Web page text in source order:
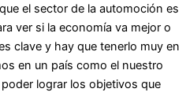
el sector de la automoción es
ver si la economía va mejor o
clave y hay que tenerlo muy en
en un país como el nuestro
lograr los objetivos que